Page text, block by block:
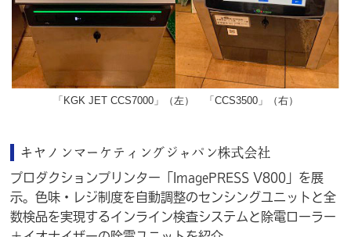
「KGK JET CCS7000」 （左） 「CCS3500」 （右）
キヤノンマーケティングジャパン株式会社
プロダクションプリンター「ImagePRESS V800」を展
示。色味・レジ制度を自動調整のセンシングユニットと全
数検品を実現するインライン検査システムと除電ローラー